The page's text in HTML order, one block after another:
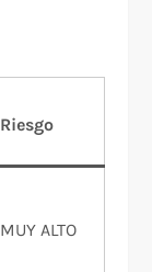
Riesgo
MUY ALTO